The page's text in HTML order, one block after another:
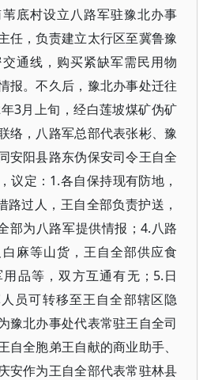
底村设立八路军驻豫北办事
任，负责建立太行区至冀鲁豫
通线，购买紧缺军需民用物
报。不久后，豫北办事处迁往
3月上旬，经白莲坡煤矿伪矿
络，八路军总部代表张彬、豫
安阳县路东伪保安司令王自全
议定：1.各自保持现有防地，
路过人，王自全部负责护送，
部为八路军提供情报；4.八路
麻等山货，王自全部供应食
品等，双方互通有无；5.日
员可转移至王自全部辖区隐
豫北办事处代表常驻王自全司
自全胞弟王自献的商业助手、
安作为王自全部代表常驻林县